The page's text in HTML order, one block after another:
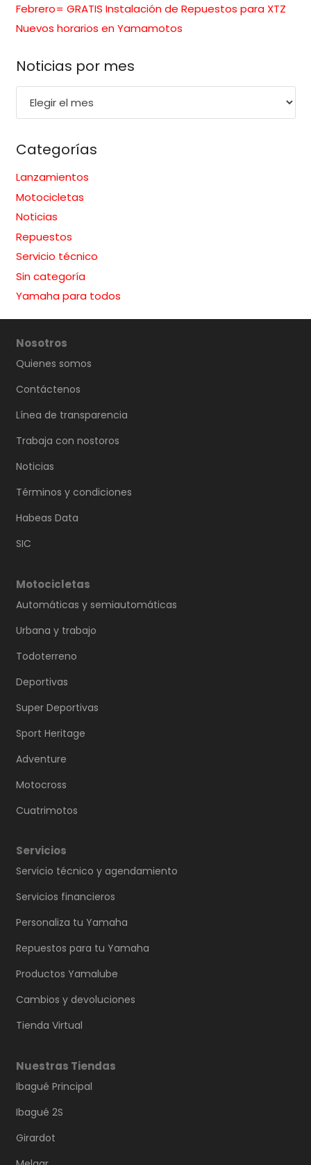
Febrero= GRATIS Instalación de Repuestos para XTZ
Nuevos horarios en Yamamotos
Noticias por mes
Categorías
Lanzamientos
Motocicletas
Noticias
Repuestos
Servicio técnico
Sin categoría
Yamaha para todos
Nosotros
Quienes somos
Contáctenos
Línea de transparencia
Trabaja con nostoros
Noticias
Términos y condiciones
Habeas Data
SIC
Motocicletas
Automáticas y semiautomáticas
Urbana y trabajo
Todoterreno
Deportivas
Super Deportivas
Sport Heritage
Adventure
Motocross
Cuatrimotos
Servicios
Servicio técnico y agendamiento
Servicios financieros
Personaliza tu Yamaha
Repuestos para tu Yamaha
Productos Yamalube
Cambios y devoluciones
Tienda Virtual
Nuestras Tiendas
Ibagué Principal
Ibagué 2S
Girardot